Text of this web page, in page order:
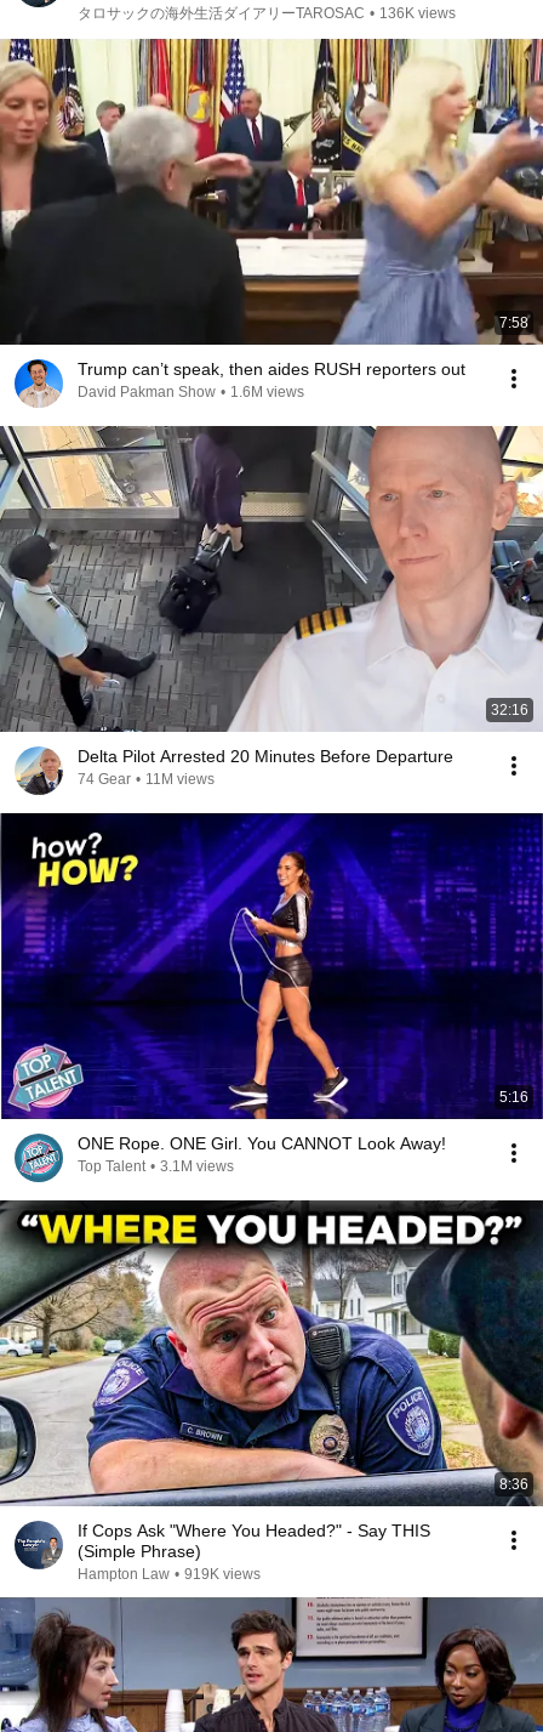
タロサックの海外生活ダイアリーTAROSAC • 136K views
7:58
Trump can’t speak, then aides RUSH reporters out
David Pakman Show • 1.6M views
32:16
Delta Pilot Arrested 20 Minutes Before Departure
74 Gear • 11M views
5:16
ONE Rope. ONE Girl. You CANNOT Look Away!
Top Talent • 3.1M views
8:36
If Cops Ask "Where You Headed?" - Say THIS
(Simple Phrase)
Hampton Law • 919K views